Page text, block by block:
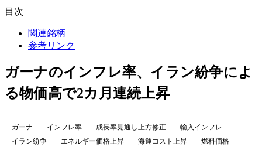
目次
関連銘柄
参考リンク
ガーナのインフレ率、イラン紛争によ
る物価高で2カ月連続上昇
ガーナ インフレ率 成長率見通し上方修正
輸入インフレ
イラン紛争
エネルギー価格上昇 海運コスト上昇
燃料価格